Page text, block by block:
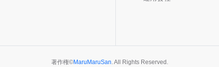
著作権©MaruMaruSan. All Rights Reserved.